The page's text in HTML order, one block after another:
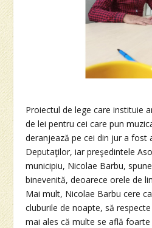
Proiectul de lege care instituie
de lei pentru cei care pun
deranjează pe cei din jur a fost
Deputaţilor, iar preşedintele
municipiu, Nicolae Barbu,
binevenită, deoarece orele de
Mai mult, Nicolae Barbu cere
cluburile de noapte, să
mai ales că multe se află